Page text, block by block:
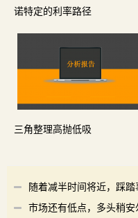
诺特定的利率路径
三角整理高抛低吸
随着减半时间将近，踩
市场还有低点，多头稍安